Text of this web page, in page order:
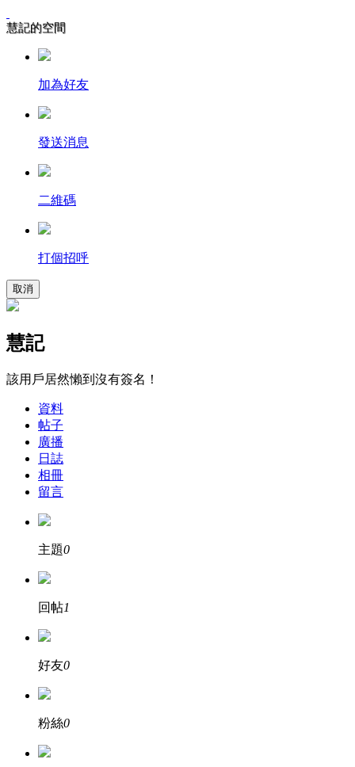
慧記的空間
加為好友
發送消息
二維碼
打個招呼
取消
慧記
該用戶居然懶到沒有簽名！
資料
帖子
廣播
日誌
相冊
留言
主題0
回帖1
好友0
粉絲0